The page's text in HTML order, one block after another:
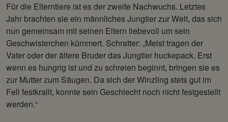
Für die Elterntiere ist es der zweite Nachwuchs. Letztes
Jahr brachten sie ein männliches Jungtier zur Welt, das sich
nun gemeinsam mit seinen Eltern liebevoll um sein
Geschwisterchen kümmert. Schratter: „Meist tragen der
Vater oder der ältere Bruder das Jungtier huckepack. Erst
wenn es hungrig ist und zu schreien beginnt, bringen sie es
zur Mutter zum Säugen. Da sich der Winzling stets gut im
Fell festkrallt, konnte sein Geschlecht noch nicht festgestellt
werden.“